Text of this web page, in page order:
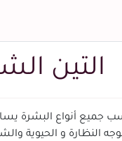
التين
جميع أنواع البشرة
النظارة و الحيوية